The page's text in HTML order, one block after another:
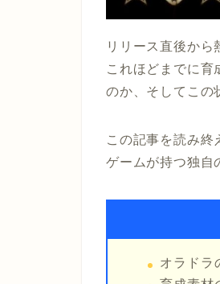
リリース直後か
これほどまでに育
のか、そしてこの
この記事を読み終
ゲームが持つ独自
オラドラ